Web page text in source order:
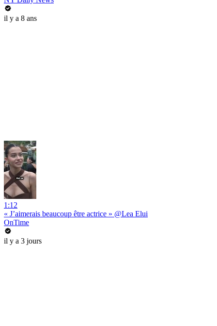
il y a 8 ans
1:12
« J’aimerais beaucoup être actrice » @Lea Elui
OnTime
il y a 3 jours